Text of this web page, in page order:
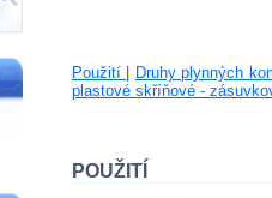
Použití Druhy plynných
plastové skříňové -
POUŽITÍ